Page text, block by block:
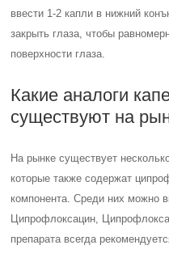
ввести 1-2 капли в нижний
закрыть глаза, чтобы
поверхности глаза.
Какие аналоги
существуют на
На рынке существует
которые также содержат
компонента. Среди них можно
Ципрофлоксацин,
препарата всегда